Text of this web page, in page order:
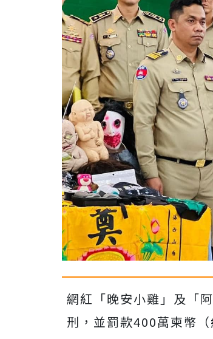
網紅「晚安小雞」及「
刑，並罰款400萬柬幣